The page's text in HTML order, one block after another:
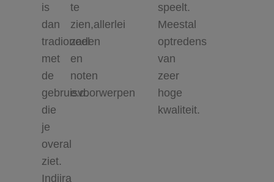
is
dan
tradioneel
met
de
gebruisvoorwerpen
die
je
overal
ziet.
Indjira
te
zien,allerlei
zaden
en
noten
e.d.
speelt.
Meestal
optredens
van
zeer
hoge
kwaliteit.